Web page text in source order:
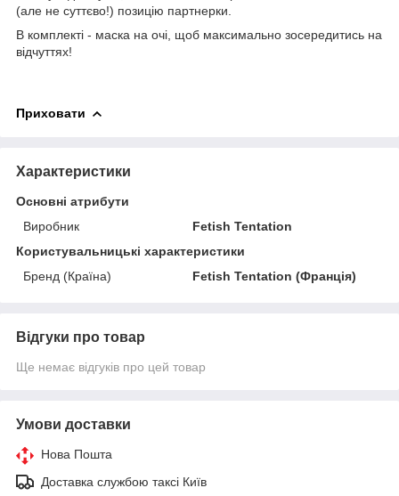
(але не суттєво!) позицію партнерки.
В комплекті - маска на очі, щоб максимально зосередитись на
відчуттях!
Приховати
Характеристики
Основні атрибути
Виробник
Fetish Tentation
Користувальницькі характеристики
Бренд (Країна)
Fetish Tentation (Франція)
Відгуки про товар
Ще немає відгуків про цей товар
Умови доставки
Нова Пошта
Доставка службою таксі Київ